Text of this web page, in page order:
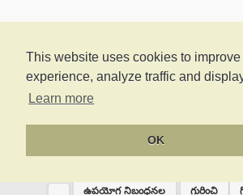
This website uses cookies to improve
experience, analyze traffic and
Learn more
OK
ఉపయోగ నిబంధనల గురించి